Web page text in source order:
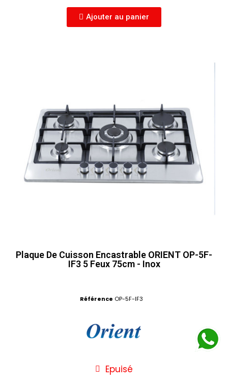
Ajouter au panier
Plaque De Cuisson Encastrable ORIENT OP-5F-
IF3 5 Feux 75cm - Inox
Référence OP-5F-IF3
Epuisé